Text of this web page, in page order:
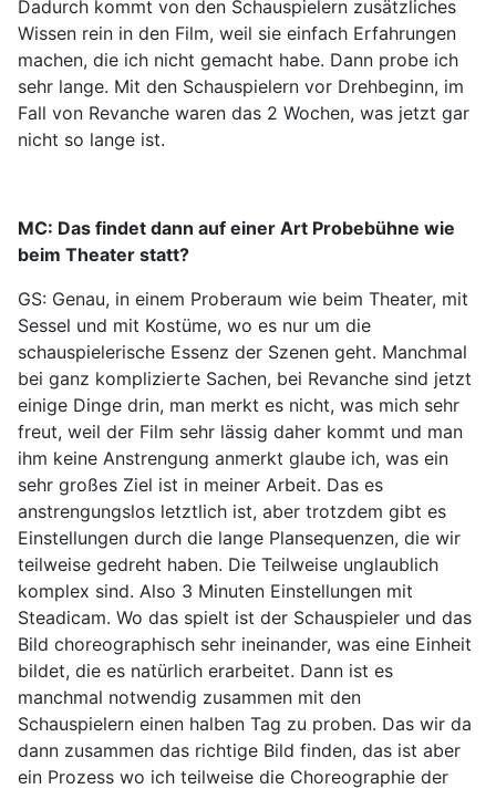
Dadurch kommt von den Schauspielern zusätzliches
Wissen rein in den Film, weil sie einfach Erfahrungen
machen, die ich nicht gemacht habe. Dann probe ich
sehr lange. Mit den Schauspielern vor Drehbeginn, im
Fall von Revanche waren das 2 Wochen, was jetzt gar
nicht so lange ist.
MC: Das findet dann auf einer Art Probebühne wie
beim Theater statt?
GS: Genau, in einem Proberaum wie beim Theater, mit
Sessel und mit Kostüme, wo es nur um die
schauspielerische Essenz der Szenen geht. Manchmal
bei ganz komplizierte Sachen, bei Revanche sind jetzt
einige Dinge drin, man merkt es nicht, was mich sehr
freut, weil der Film sehr lässig daher kommt und man
ihm keine Anstrengung anmerkt glaube ich, was ein
sehr großes Ziel ist in meiner Arbeit. Das es
anstrengungslos letztlich ist, aber trotzdem gibt es
Einstellungen durch die lange Plansequenzen, die wir
teilweise gedreht haben. Die Teilweise unglaublich
komplex sind. Also 3 Minuten Einstellungen mit
Steadicam. Wo das spielt ist der Schauspieler und das
Bild choreographisch sehr ineinander, was eine Einheit
bildet, die es natürlich erarbeitet. Dann ist es
manchmal notwendig zusammen mit den
Schauspielern einen halben Tag zu proben. Das wir da
dann zusammen das richtige Bild finden, das ist aber
ein Prozess wo ich teilweise die Choreographie der